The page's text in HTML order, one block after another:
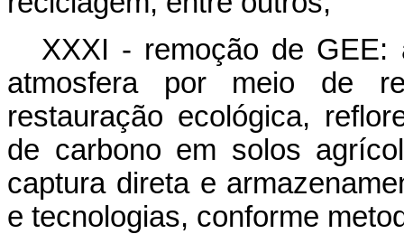
XXXI - remoção de GEE:
atmosfera por meio de
restauração ecológica,
de carbono em solos
captura direta e
e tecnologias, conforme